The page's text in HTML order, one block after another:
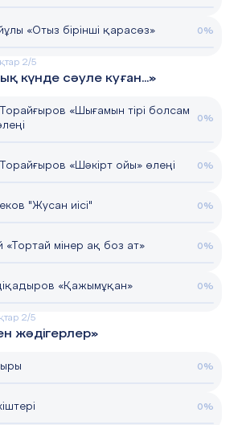
«Отыз бірінші қарасөз» 0%
2/5
күнде сәуле куған...»
«Шығамын тірі болсам
0%
«Шәкірт ойы» өлеңі 0%
"Жусан иісі" 0%
«Тортай мінер ақ боз ат» 0%
«Қажымұқан» 0%
2/5
жәдігерлер»
0%
0%